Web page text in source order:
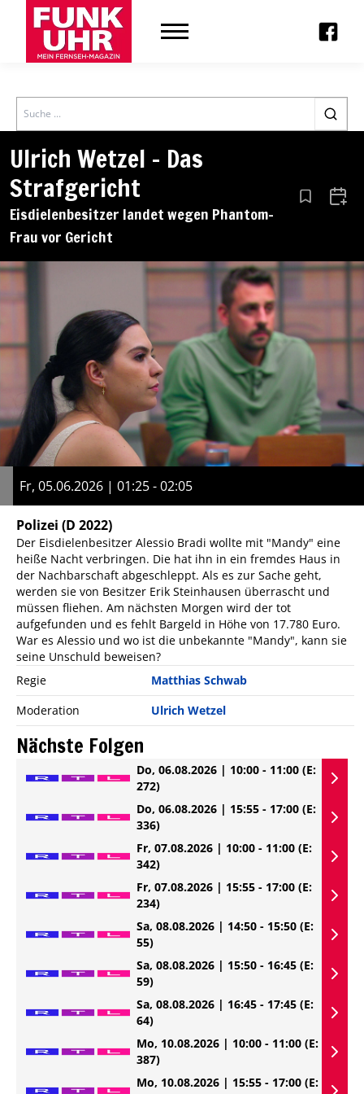
Search
Ulrich Wetzel – Das
Strafgericht
Eisdielenbesitzer landet wegen Phantom-
Frau vor Gericht
Aus den
Fr, 05.06.2026 | 01:25 - 02:05
Polizei (D 2022)
Der Eisdielenbesitzer Alessio Bradi wollte mit "Mandy" eine
heiße Nacht verbringen. Die hat ihn in ein fremdes Haus in
der Nachbarschaft abgeschleppt. Als es zur Sache geht,
werden sie von Besitzer Erik Steinhausen überrascht und
müssen fliehen. Am nächsten Morgen wird der tot
aufgefunden und es fehlt Bargeld in Höhe von 17.780 Euro.
War es Alessio und wo ist die unbekannte "Mandy", kann sie
seine Unschuld beweisen?
Regie
Matthias Schwab
Moderation
Ulrich Wetzel
Nächste Folgen
Do, 06.08.2026 | 10:00 - 11:00 (E:
272)
Do, 06.08.2026 | 15:55 - 17:00 (E:
336)
Fr, 07.08.2026 | 10:00 - 11:00 (E:
342)
Fr, 07.08.2026 | 15:55 - 17:00 (E:
234)
Sa, 08.08.2026 | 14:50 - 15:50 (E:
55)
Sa, 08.08.2026 | 15:50 - 16:45 (E:
59)
Sa, 08.08.2026 | 16:45 - 17:45 (E:
64)
Mo, 10.08.2026 | 10:00 - 11:00 (E:
387)
Mo, 10.08.2026 | 15:55 - 17:00 (E: